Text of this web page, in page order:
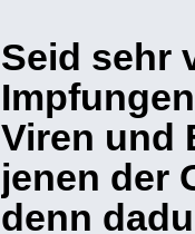
Seid sehr
Viren und
jenen der
denn